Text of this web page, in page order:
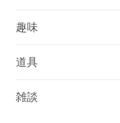
趣味
道具
雑談